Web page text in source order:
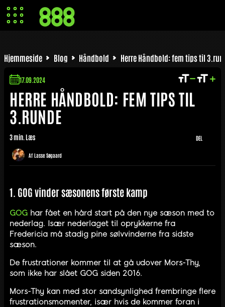
Hjemmeside Blog Håndbold Herre Håndbold: fem tips til
HERRE HÅNDBOLD: FEM TIPS TIL
3.RUNDE
17.09.2024
3 min. Læs
Af Lasse Søgaard
DEL
1. GOG vinder sæsonens første kamp
GOG har fået en hård start på den nye sæson med to
nederlag. Især nederlaget til oprykkerne fra
Fredericia må stadig pine sølvvinderne fra sidste
sæson.
De frustrationer kommer til at gå udover Mors-Thy,
som ikke har slået GOG siden 2016.
Mors-Thy kan med stor sandsynlighed frembringe flere
frustrationsmomenter, især hvis de kommer foran i